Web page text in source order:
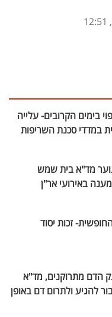
בימים הקרובים- עלייה
במדדי סכנת השריפות
מד"א בית שמש
באירועי אר"ן
זכות יסוד
הדם מתרוקנים, מד"א
להגיע ולתרום דם באופן